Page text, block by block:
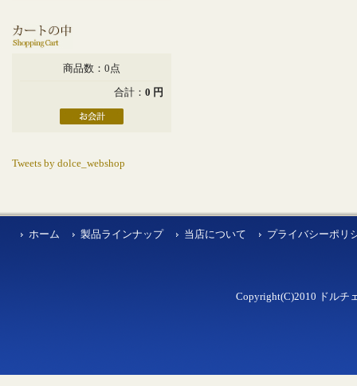
商品数：0点
合計： 0 円
Tweets by dolce_webshop
ホーム 製品ラインナップ 当店について プライバシーポリ
Copyright(C)2010 ドルチ